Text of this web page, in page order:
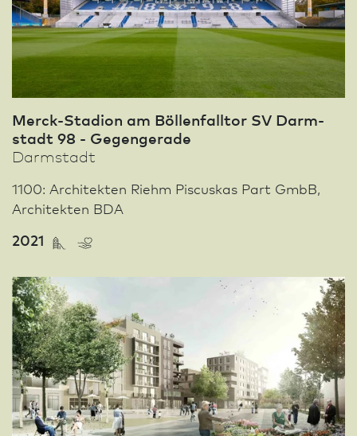
Merck-Stadion am Böllenfalltor SV Darm­
stadt 98 - Gegengerade
Darm­stadt
1100: Architekten Riehm Piscuskas Part GmbB,
Architekten BDA
2021